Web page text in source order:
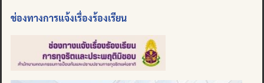
ช่องทางการแจ้งเรื่องร้องเรียน